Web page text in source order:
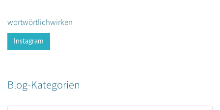
wortwörtlichwirken
Instagram
Blog-Kategorien